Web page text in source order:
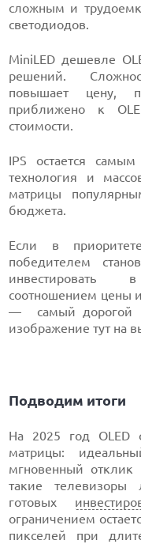
сложным и
светодиодов.
MiniLED дешевле
решений.
повышает цену,
приближено к
стоимости.
IPS остается
технология и
матрицы
бюджета.
Если в
победителем
инвестировать
соотношением цены и
— самый дорогой
изображение тут на
Подводим итоги
На 2025 год OLED
матрицы:
мгновенный отклик
такие
готовых
ограничением
пикселей при